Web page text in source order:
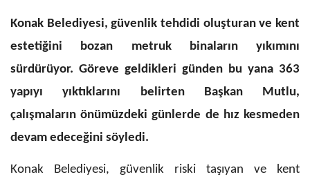
Konak Belediyesi, güvenlik tehdidi oluşturan ve kent
estetiğini bozan metruk binaların yıkımını
sürdürüyor. Göreve geldikleri günden bu yana 363
yapıyı yıktıklarını belirten Başkan Mutlu,
çalışmaların önümüzdeki günlerde de hız kesmeden
devam edeceğini söyledi.
Konak Belediyesi, güvenlik riski taşıyan ve kent